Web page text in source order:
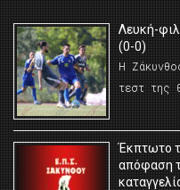
Λευκή-
(0-0)
Η
τεστ της
Έκπτωτο
απόφαση